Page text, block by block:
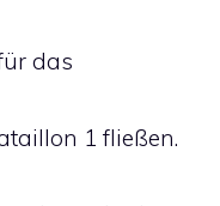
das
1 fließen.